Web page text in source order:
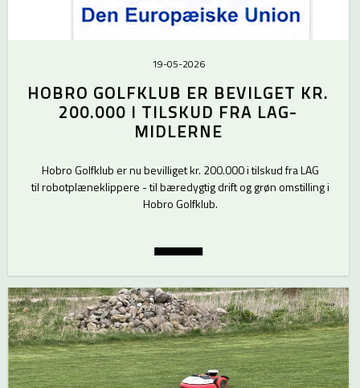
19-05-2026
HOBRO GOLFKLUB ER BEVILGET KR.
200.000 I TILSKUD FRA LAG-
MIDLERNE
Hobro Golfklub er nu bevilliget kr. 200.000 i tilskud fra LAG
til robotplæneklippere - til bæredygtig drift og grøn omstilling i
Hobro Golfklub.